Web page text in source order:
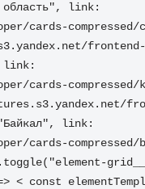
область", link:
cards-
frontend-
link:
cards-compressed/
link:
cards-
< const